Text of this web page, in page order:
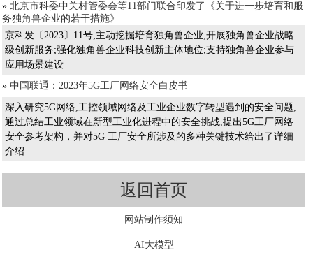
» 北京市科委中关村管委会等11部门联合印发了《关于进一步培育和服
务独角兽企业的若干措施》
京科发〔2023〕11号;主动挖掘培育独角兽企业;开展独角兽企业战略
级创新服务;强化独角兽企业科技创新主体地位;支持独角兽企业参与
应用场景建设
» 中国联通：2023年5G工厂网络安全白皮书
深入研究5G网络,工控领域网络及工业企业数字转型遇到的安全问题,
通过总结工业领域在新型工业化进程中的安全挑战,提出5G工厂网络
安全参考架构，并对5G 工厂安全所涉及的多种关键技术给出了详细
介绍
返回首页
网站制作须知
AI大模型